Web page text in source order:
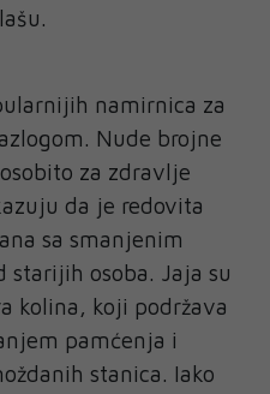
namirnica za
Nude brojne
za zdravlje
da je redovita
sa smanjenim
starijih osoba. Jaja su
kolina, koji podržava
pamćenja i
stanica. Iako